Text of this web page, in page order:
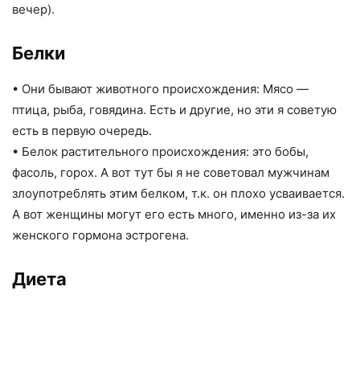
вечер).
Белки
• Они бывают животного происхождения: Мясо —
птица, рыба, говядина. Есть и другие, но эти я советую
есть в первую очередь.
• Белок растительного происхождения: это бобы,
фасоль, горох. А вот тут бы я не советовал мужчинам
злоупотреблять этим белком, т.к. он плохо усваивается.
А вот женщины могут его есть много, именно из-за их
женского гормона эстрогена.
Диета